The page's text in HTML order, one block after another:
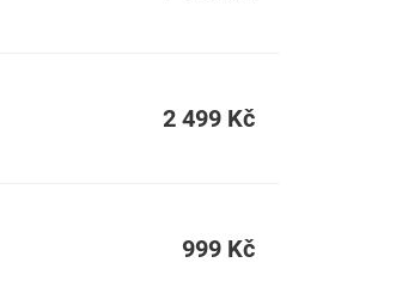
2 499 Kč
999 Kč